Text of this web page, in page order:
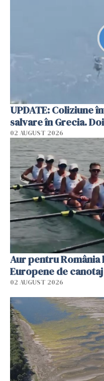
UPDATE: Coliziune
salvare în Grecia.
02 AUGUST 2026
Aur pentru România
Europene de
02 AUGUST 2026